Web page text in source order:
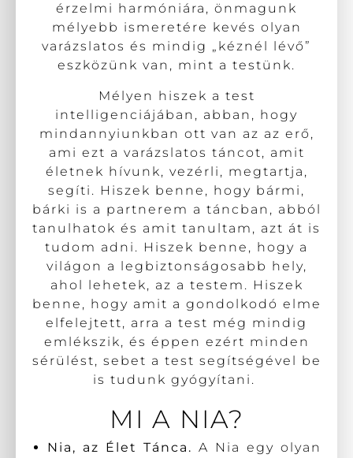
érzelmi harmóniára, önmagunk
mélyebb ismeretére kevés olyan
varázslatos és mindig „kéznél lévő”
eszközünk van, mint a testünk.
Mélyen hiszek a test
intelligenciájában, abban, hogy
mindannyiunkban ott van az az erő,
ami ezt a varázslatos táncot, amit
életnek hívunk, vezérli, megtartja,
segíti. Hiszek benne, hogy bármi,
bárki is a partnerem a táncban, abból
tanulhatok és amit tanultam, azt át is
tudom adni. Hiszek benne, hogy a
világon a legbiztonságosabb hely,
ahol lehetek, az a testem. Hiszek
benne, hogy amit a gondolkodó elme
elfelejtett, arra a test még mindig
emlékszik, és éppen ezért minden
sérülést, sebet a test segítségével be
is tudunk gyógyítani.
MI A NIA?
Nia, az Élet Tánca. A Nia egy olyan